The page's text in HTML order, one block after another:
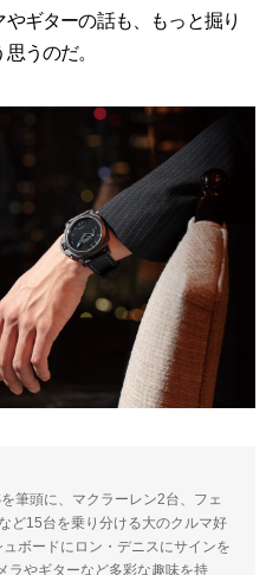
ギターの話も、もっと掘り
うのだ。
筆頭に、マクラーレン2台、フェ
ど15台を乗り分ける大のクルマ好
ボードにロン・デニスにサインを
ラやギターなど多彩な趣味を持